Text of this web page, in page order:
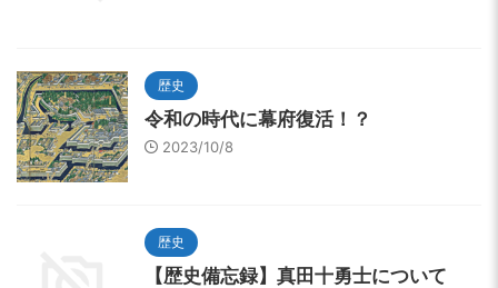
歴史
令和の時代に幕府復活！？
2023/10/8
歴史
【歴史備忘録】真田十勇士について